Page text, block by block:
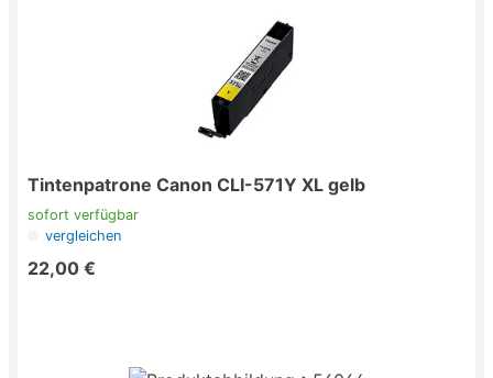
Tintenpatrone Canon CLI-571Y XL gelb
sofort verfügbar
vergleichen
22,00 €